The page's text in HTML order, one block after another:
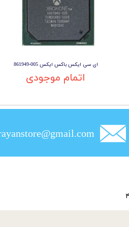
ای سی ایکس باکس ایکس 005-861949
اتمام موجودی